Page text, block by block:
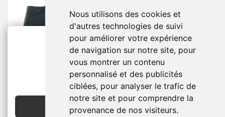
Nous utilisons des cookies et
d'autres technologies de suivi
pour améliorer votre expérience
de navigation sur notre site, pour
vous montrer un contenu
personnalisé et des publicités
ciblées, pour analyser le trafic de
notre site et pour comprendre la
provenance de nos visiteurs.
2€ OFFERTS
EN CRÉANT UN COMPTE
JE CRÉE MON COMPTE
Chaussures À Lacets -
Nubuck - Bleu
Confort Et
Chaussures À Lacets -
Homme - Cuir -
Confort Et Décontracté -
TIMBERLAND
155.00 €